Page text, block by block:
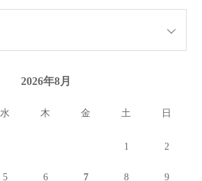
2026年8月
水 木 金 土 日
1 2
5 6 7 8 9